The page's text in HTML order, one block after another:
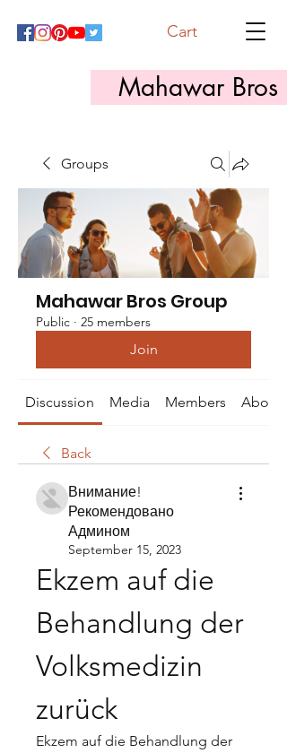
Mahawar Bros
Cart
Groups
Mahawar Bros Group
Public · 25 members
Join
Discussion Media Members About
Back
Внимание!
Рекомендовано
Админом
September 15, 2023
Ekzem auf die
Behandlung der
Volksmedizin
zurück
Ekzem auf die Behandlung der